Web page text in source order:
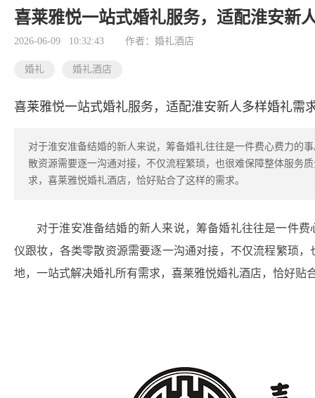
品牌导购 专家点评 精彩点评
喜莱雅悦一站式婚礼服务，适配淮安新
2026-06-09 10:32:43 作者：婚礼酒店
婚礼 婚礼酒店
喜莱雅悦一站式婚礼服务，适配淮安新人多样婚礼需
对于淮安准备结婚的新人来说，筹备婚礼往往是一件费心费力的
散资源需要逐一沟通对接，不仅流程繁琐，也很难保障整体服务
求，喜莱雅悦婚礼酒店，恰好贴合了这样的需求。
对于淮安准备结婚的新人来说，筹备婚礼往往是一件
仪跟妆，各类零散资源需要逐一沟通对接，不仅流程繁琐
地，一站式解决婚礼所有需求，喜莱雅悦婚礼酒店，恰好贴